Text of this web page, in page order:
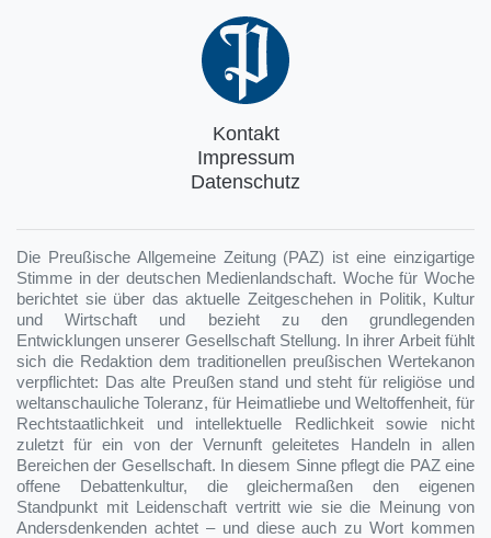
Kontakt
Impressum
Datenschutz
Die Preußische Allgemeine Zeitung (PAZ) ist eine einzigartige
Stimme in der deutschen Medienlandschaft. Woche für Woche
berichtet sie über das aktuelle Zeitgeschehen in Politik, Kultur
und Wirtschaft und bezieht zu den grundlegenden
Entwicklungen unserer Gesellschaft Stellung. In ihrer Arbeit fühlt
sich die Redaktion dem traditionellen preußischen Wertekanon
verpflichtet: Das alte Preußen stand und steht für religiöse und
weltanschauliche Toleranz, für Heimatliebe und Weltoffenheit, für
Rechtstaatlichkeit und intellektuelle Redlichkeit sowie nicht
zuletzt für ein von der Vernunft geleitetes Handeln in allen
Bereichen der Gesellschaft. In diesem Sinne pflegt die PAZ eine
offene Debattenkultur, die gleichermaßen den eigenen
Standpunkt mit Leidenschaft vertritt wie sie die Meinung von
Andersdenkenden achtet – und diese auch zu Wort kommen